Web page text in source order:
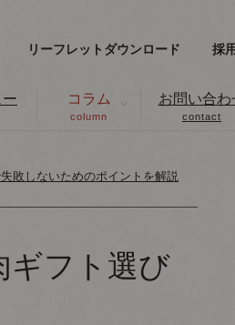
リーフレットダウンロード 採
コラム
column
お問い合わ
contact
敗しないためのポイントを解説
ギフト選び